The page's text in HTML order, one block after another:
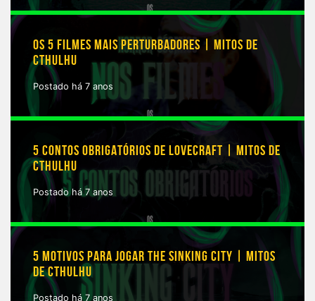
OS 5 FILMES MAIS PERTURBADORES | MITOS DE
CTHULHU
Postado há 7 anos
5 CONTOS OBRIGATÓRIOS DE LOVECRAFT | MITOS DE
CTHULHU
Postado há 7 anos
5 MOTIVOS PARA JOGAR THE SINKING CITY | MITOS
DE CTHULHU
Postado há 7 anos